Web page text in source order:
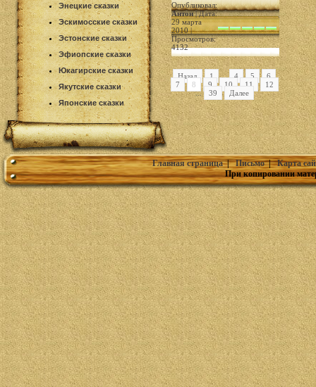
Энецкие сказки
Эскимосские сказки
Эстонские сказки
Эфиопские сказки
Юкагирские сказки
Якутские сказки
Японские сказки
Опубликовал:
Антон| Дата:
29 марта
2010 |
Просмотров:
4132
Назад 1 ... 4 5
6
7
8 9 10 11
12
...
39 Далее
Главная страница|Письмо|Карта
При копировании